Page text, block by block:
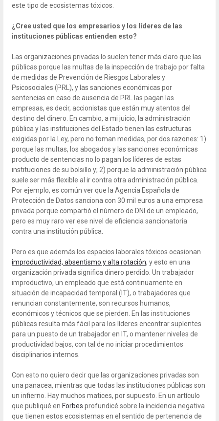
este tipo de ecosistemas tóxicos.
¿Cree usted que los empresarios y los líderes de las
instituciones públicas entienden esto?
Las organizaciones privadas lo suelen tener más claro que las
públicas porque las multas de la inspección de trabajo por falta
de medidas de Prevención de Riesgos Laborales y
Psicosociales (PRL), y las sanciones económicas por
sentencias en caso de ausencia de PRL las pagan las
empresas, es decir, accionistas que están muy atentos del
destino del dinero. En cambio, a mi juicio, la administración
pública y las instituciones del Estado tienen las estructuras
exigidas por la Ley, pero no toman medidas, por dos razones: 1)
porque las multas, los abogados y las sanciones económicas
producto de sentencias no lo pagan los líderes de estas
instituciones de su bolsillo y; 2) porque la administración pública
suele ser más flexible al ir contra otra administración pública.
Por ejemplo, es común ver que la Agencia Española de
Protección de Datos sanciona con 30 mil euros a una empresa
privada porque compartió el número de DNI de un empleado,
pero es muy raro ver ese nivel de eficiencia sancionatoria
contra una institución pública.
Pero es que además los espacios laborales tóxicos ocasionan
improductividad, absentismo y alta rotación, y esto en una
organización privada significa dinero perdido. Un trabajador
improductivo, un empleado que está continuamente en
situación de incapacidad temporal (IT), o trabajadores que
renuncian constantemente, son recursos humanos,
económicos y técnicos que se pierden. En las instituciones
públicas resulta más fácil para los líderes encontrar suplentes
para un puesto de un trabajador en IT, o mantener niveles de
productividad bajos, con tal de no iniciar procedimientos
disciplinarios internos.
Con esto no quiero decir que las organizaciones privadas son
una panacea, mientras que todas las instituciones públicas son
un infierno. Hay muchos matices, por supuesto. En un artículo
que publiqué en Forbes profundicé sobre la incidencia negativa
que tienen estos ecosistemas en el sentido de pertenencia de